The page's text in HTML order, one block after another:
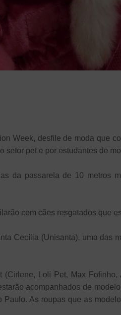
Week, desfile de moda que
setor pet e por estudantes de
da passarela de 10 metros
com cães resgatados que
Cecília (Unisanta), uma das
(Cirlene, Loli Pet, Max Fofinho,
acompanhados de
As roupas que as